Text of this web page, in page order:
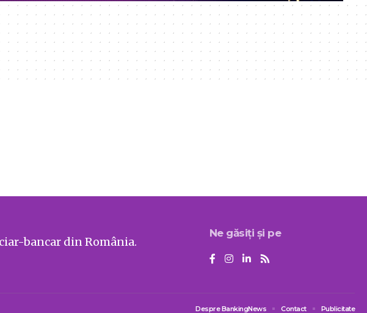
bancar din România.
Ne găsiți și pe
Despre BankingNews Contact Publicitate